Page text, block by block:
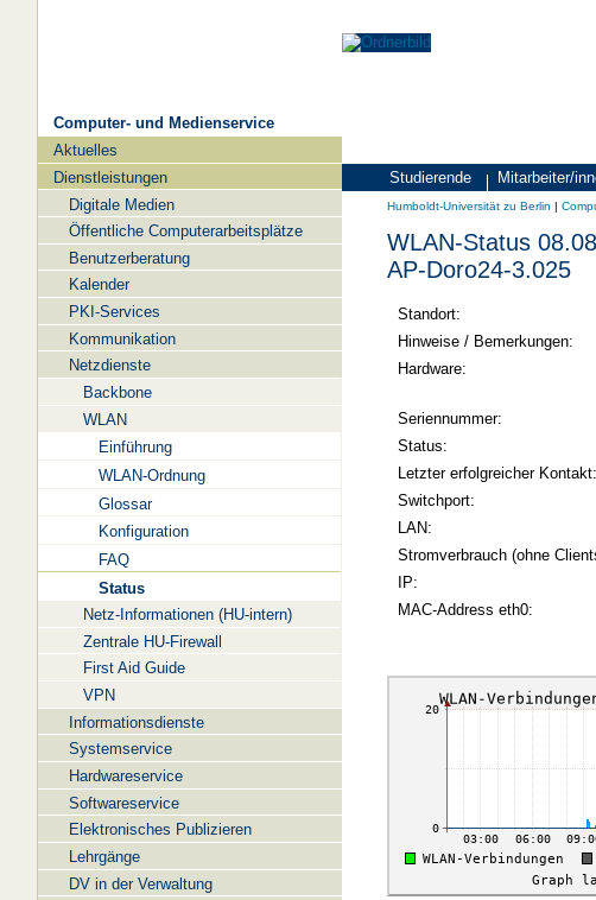
Computer- und Medienservice
Navigation
Aktuelles
Dienstleistungen
Digitale Medien
Öffentliche Computerarbeitsplätze
Benutzerberatung
Kalender
PKI-Services
Kommunikation
Netzdienste
Backbone
WLAN
Einführung
WLAN-Ordnung
Glossar
Konfiguration
FAQ
Status
Netz-Informationen (HU-intern)
Zentrale HU-Firewall
First Aid Guide
VPN
Informationsdienste
Systemservice
Hardwareservice
Softwareservice
Elektronisches Publizieren
Lehrgänge
DV in der Verwaltung
Zielgruppen
Studierende Mitarbeiter/
Humboldt-
Universität
Computer-
und
Humboldt-Universität zu Berlin |
WLAN-Status
AP-Doro24-3.025
Standort:
Hinweise / Bemerkungen:
Hardware:
Seriennummer:
Status:
Letzter erfolgreicher Kontakt:
Switchport:
LAN:
Stromverbrauch (ohne
IP:
MAC-Address eth0: